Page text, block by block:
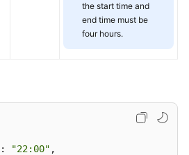
the start time and
end time must be
four hours.
: "22:00" ,